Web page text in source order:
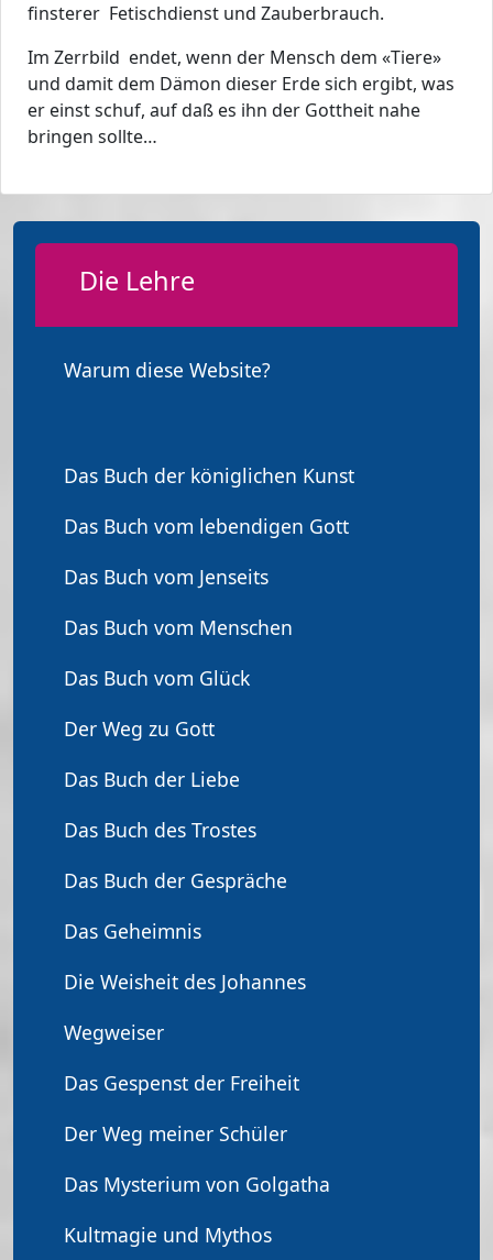
Die Lehre
Warum diese Website?
Das Buch der königlichen Kunst
Das Buch vom lebendigen Gott
Das Buch vom Jenseits
Das Buch vom Menschen
Das Buch vom Glück
Der Weg zu Gott
Das Buch der Liebe
Das Buch des Trostes
Das Buch der Gespräche
Das Geheimnis
Die Weisheit des Johannes
Wegweiser
Das Gespenst der Freiheit
Der Weg meiner Schüler
Das Mysterium von Golgatha
Kultmagie und Mythos
finsterer Fetischdienst und Zauberbrauch.
Im Zerrbild endet, wenn der Mensch dem «Tiere»
und damit dem Dämon dieser Erde sich ergibt, was
er einst schuf, auf daß es ihn der Gottheit nahe
bringen sollte…